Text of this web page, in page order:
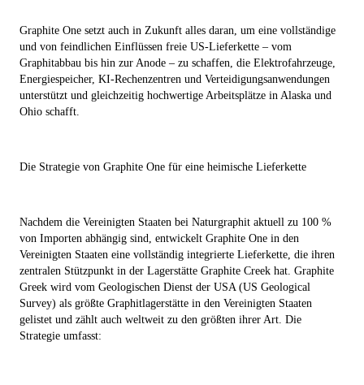
Graphite One setzt auch in Zukunft alles daran, um eine vollständige
und von feindlichen Einflüssen freie US-Lieferkette – vom
Graphitabbau bis hin zur Anode – zu schaffen, die Elektrofahrzeuge,
Energiespeicher, KI-Rechenzentren und Verteidigungsanwendungen
unterstützt und gleichzeitig hochwertige Arbeitsplätze in Alaska und
Ohio schafft.
Die Strategie von Graphite One für eine heimische Lieferkette
Nachdem die Vereinigten Staaten bei Naturgraphit aktuell zu 100 %
von Importen abhängig sind, entwickelt Graphite One in den
Vereinigten Staaten eine vollständig integrierte Lieferkette, die ihren
zentralen Stützpunkt in der Lagerstätte Graphite Creek hat. Graphite
Greek wird vom Geologischen Dienst der USA (US Geological
Survey) als größte Graphitlagerstätte in den Vereinigten Staaten
gelistet und zählt auch weltweit zu den größten ihrer Art. Die
Strategie umfasst: